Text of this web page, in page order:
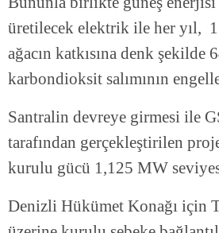
üretilecek elektrik ile her yıl,
ağacın katkısına denk şekilde
karbondioksit salımının
Santralin devreye girmesi ile
tarafından gerçekleştirilen
kurulu gücü 1,125 MW
Denizli Hükümet Konağı için